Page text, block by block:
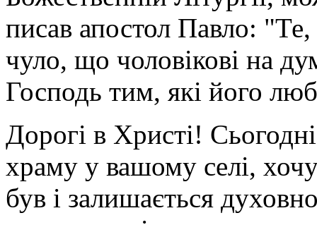
писав апостол Павло:
чуло, що чоловікові на
Господь тим, які його
Дорогі в Христі!
храму у вашому селі,
був і залишається